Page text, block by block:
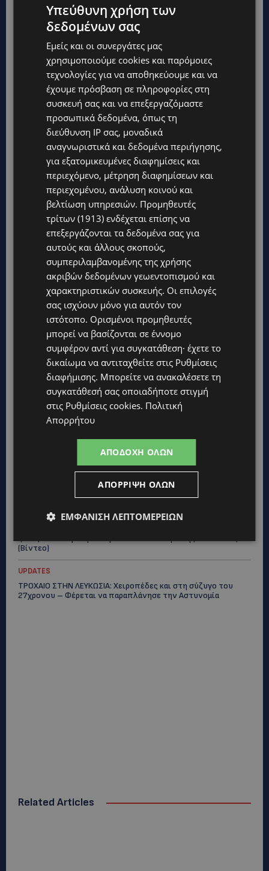
Topics
VIBE NEWS
Η Peugeot είναι ο επίσημος συνεργάτης του Φεστιβάλ
Κινηματογράφου της Βενετίας
VIBE NEWS
Lidl Better Living Days #summer2026: Ένα μοναδικό ταξίδι
ευεξίας, γεμάτο γεύση, ενέργεια και χαμόγελα σε όλη την
ΚΑΤΟΙΚΙΔΙΑ
ΠΑΓΚΟΣΜΙΑ ΗΜΕΡΑ ΓΑΤΑΣ: Χιλιάδες στην Κύπρο, καθεμία
μοναδική – Το χαδιάρικο τετράποδο με τη ματιά που λιώνει
UPDATES
ΤΑΣΟΣ ΧΑΤΖΗΓΙΟΒΑΝΗΣ: Η συγκλονιστική ιστορία του
12χρονου Δημήτρη και η δωρεά των 12.500 ευρώ που του
STORIES
ΕΞΩΤΙΚΑ ΖΩΑ ΣΤΗΝ ΚΥΠΡΟ: Πότε επιτρέπεται και πότε
ΧΩΡΙΣ ΣΩΣΣΙΒΙΟ Η ΘΑΛΑΣΣΙΑ ΣΥΝΔΕΣΗ ΚΥΠΡΟΥ-ΕΛΛΑΔΑΣ:
«Χωρίς επιδότηση το πλοίο δεν θα ξανασηκώσει άγκυρα»
STORIES
(Βίντεο)
UPDATES
ΤΡΟΧΑΙΟ ΣΤΗΝ ΛΕΥΚΩΣΙΑ: Χειροπέδες και στη σύζυγο του
27χρονου – Φέρεται να παραπλάνησε την Αστυνομία
Related Articles
Υπεύθυνη χρήση των
δεδομένων σας
Εμείς και οι συνεργάτες μας
χρησιμοποιούμε cookies και παρόμοιες
τεχνολογίες για να αποθηκεύουμε και να
έχουμε πρόσβαση σε πληροφορίες στη
συσκευή σας και να επεξεργαζόμαστε
προσωπικά δεδομένα, όπως τη
διεύθυνση IP σας, μοναδικά
αναγνωριστικά και δεδομένα περιήγησης,
για εξατομικευμένες διαφημίσεις και
περιεχόμενο, μέτρηση διαφημίσεων και
περιεχομένου, ανάλυση κοινού και
βελτίωση υπηρεσιών. Προμηθευτές
τρίτων (1913) ενδέχεται επίσης να
επεξεργάζονται τα δεδομένα σας για
αυτούς και άλλους σκοπούς,
συμπεριλαμβανομένης της χρήσης
ακριβών δεδομένων γεωεντοπισμού και
χαρακτηριστικών συσκευής. Οι επιλογές
σας ισχύουν μόνο για αυτόν τον
ιστότοπο. Ορισμένοι προμηθευτές
μπορεί να βασίζονται σε έννομο
συμφέρον αντί για συγκατάθεση· έχετε το
δικαίωμα να αντιταχθείτε στις Ρυθμίσεις
διαφήμισης. Μπορείτε να ανακαλέσετε τη
συγκατάθεσή σας οποιαδήποτε στιγμή
στις Ρυθμίσεις cookies. Πολιτική
Απορρήτου
ΑΠΟΔΟΧΉ ΌΛΩΝ
ΑΠΌΡΡΙΨΗ ΌΛΩΝ
ΕΜΦΆΝΙΣΗ ΛΕΠΤΟΜΕΡΕΙΏΝ